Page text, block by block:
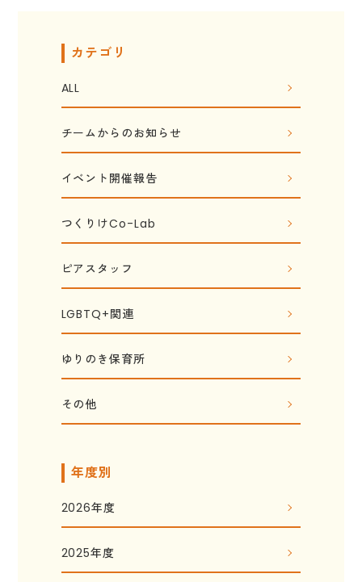
カテゴリ
ALL
チームからのお知らせ
イベント開催報告
つくりけCo-Lab
ピアスタッフ
LGBTQ+関連
ゆりのき保育所
その他
年度別
2026年度
2025年度